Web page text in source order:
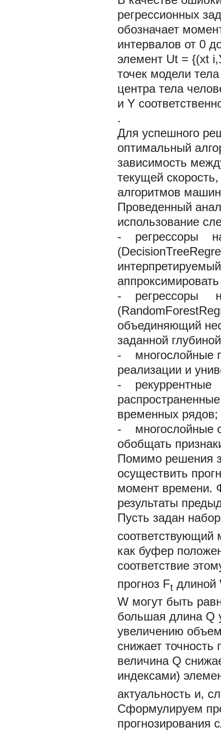
регрессионных
обозначает
интервалов от 0
элемент Ut = {(xt
точек модели
центра тела
и Y
.
Для успешного
оптимальный
зависимость
текущей
алгоритмов
Проведенный
использование
-
регрессоры
-
регрессоры
объединяющий
заданной
-
многослойные
реализации и
-
рекуррентные
временных рядов;
-
многослойные
обобщать
Помимо решения
осуществить
момент времени.
результаты
Пусть задан
как буфер
соответствие
прогноз Ft длиной
W могут быть
большая длина Q
увеличению
снижает
величина Q
индексами)
актуальность и,
Сформулируем